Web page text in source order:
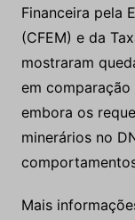
Financeira pela
(CFEM) e da
mostraram
em
embora os
minerários no
Mais